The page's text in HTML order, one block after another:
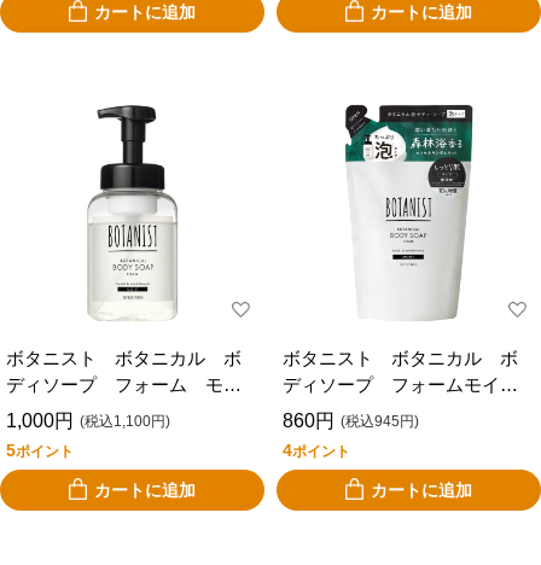
カートに追加 カートに追加
ボタニスト ボタニカル ボ
ディソープ フォーム モイ
スト
1,000円 (税込1,100円)
5ポイント
カートに追加
ボタニスト ボタニカル ボ
ディソープ フォームモイス
ト 替
860円 (税込945円)
4ポイント
カートに追加